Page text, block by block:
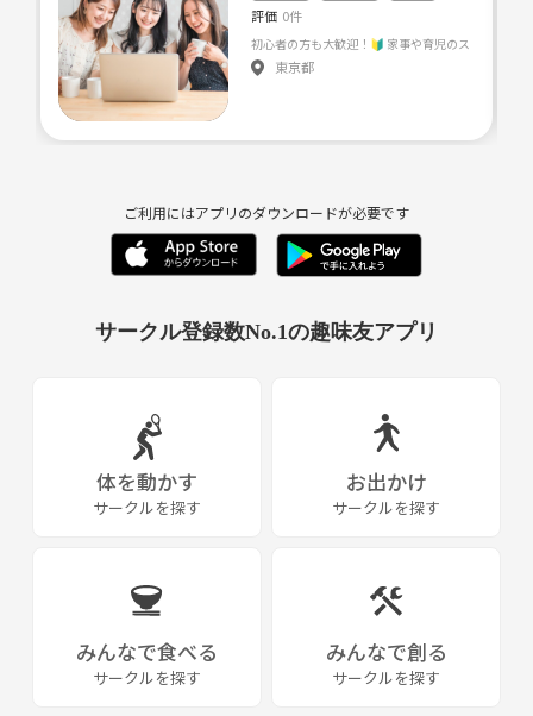
評価 0件
東京都
ご利用にはアプリのダウンロードが必要です
サークル登録数No.1の趣味友アプリ
体を動かす
サークルを探す
お出かけ
サークルを探す
みんなで食べる
サークルを探す
みんなで創る
サークルを探す